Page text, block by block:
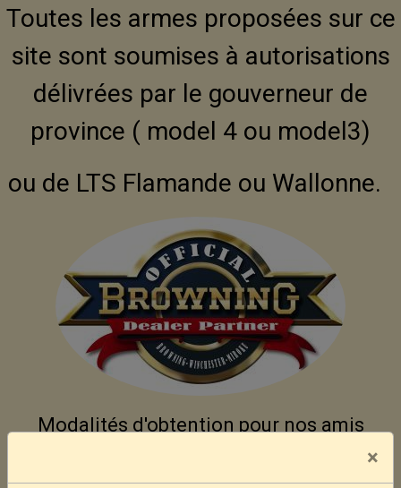
Toutes les armes proposées sur ce
site sont soumises à autorisations
délivrées par le gouverneur de
province ( model 4 ou model3)
ou de LTS Flamande ou Wallonne.
Modalités d'obtention pour nos amis
×